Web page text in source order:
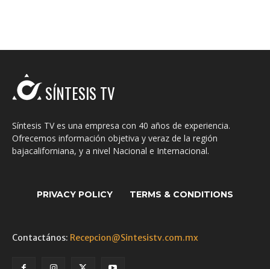
SÍNTESIS TV
Síntesis TV es una empresa con 40 años de experiencia.
Ofrecemos información objetiva y veraz de la región
bajacaliforniana, y a nivel Nacional e Internacional.
PRIVACY POLICY TERMS & CONDITIONS
Contactános: Recepcion@Sintesistv.com.mx